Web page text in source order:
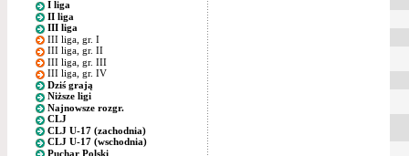
I liga
II liga
III liga
III liga, gr. I
III liga, gr. II
III liga, gr. III
III liga, gr. IV
Dziś grają
Niższe ligi
Najnowsze rozgr.
CLJ
CLJ U-17 (zachodnia)
CLJ U-17 (wschodnia)
Puchar Polski